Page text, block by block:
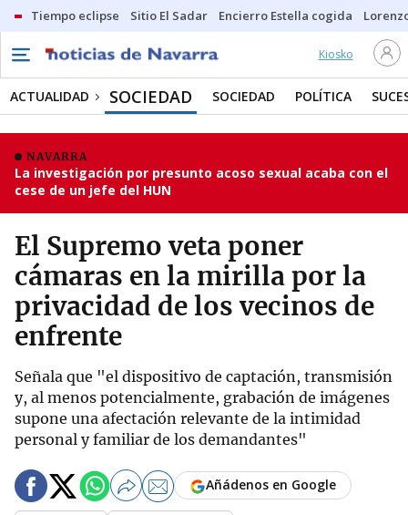
Tiempo eclipse Sitio El Sadar Encierro Estella cogida
Kiosko
ACTUALIDAD SOCIEDAD SOCIEDAD POLÍTICA
NAVARRA
La investigación por presunto acoso sexual acaba con el
cese de un jefe del HUN
El Supremo veta poner
cámaras en la mirilla por la
privacidad de los vecinos de
enfrente
Señala que "el dispositivo de captación, transmisión
y, al menos potencialmente, grabación de imágenes
supone una afectación relevante de la intimidad
personal y familiar de los demandantes"
Añádenos en Google